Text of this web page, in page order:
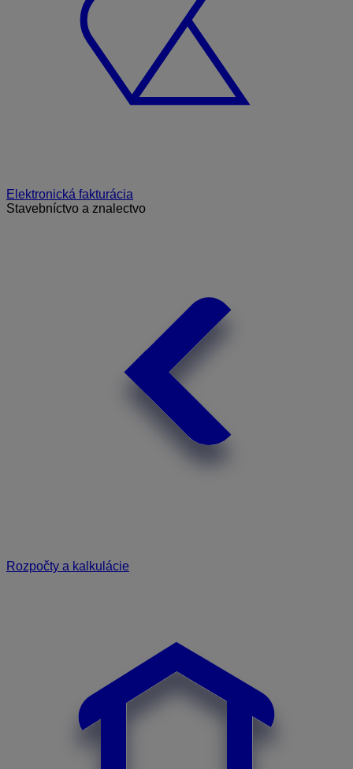
Elektronická fakturácia
Stavebníctvo a znalectvo
Rozpočty a kalkulácie